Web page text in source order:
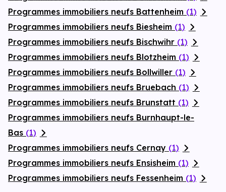
Programmes immobiliers neufs Battenheim (1)
Programmes immobiliers neufs Biesheim (1)
Programmes immobiliers neufs Bischwihr (1)
Programmes immobiliers neufs Blotzheim (1)
Programmes immobiliers neufs Bollwiller (1)
Programmes immobiliers neufs Bruebach (1)
Programmes immobiliers neufs Brunstatt (1)
Programmes immobiliers neufs Burnhaupt-le-
Bas (1)
Programmes immobiliers neufs Cernay (1)
Programmes immobiliers neufs Ensisheim (1)
Programmes immobiliers neufs Fessenheim (1)